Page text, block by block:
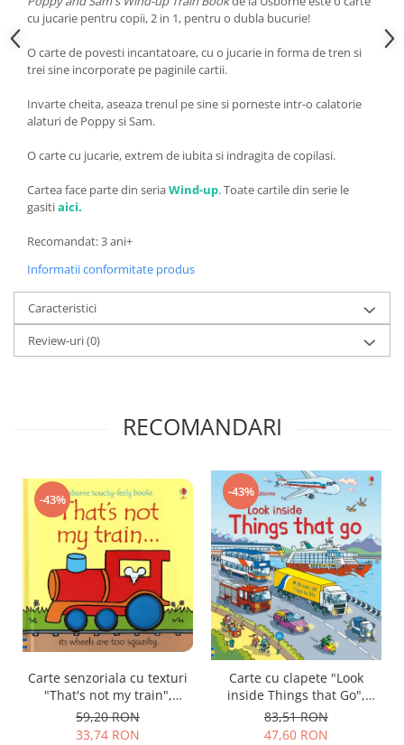
cu jucarie pentru copii, 2 in 1, pentru o dubla bucurie!
O carte de povesti incantatoare, cu o jucarie in forma de tren si
trei sine incorporate pe paginile cartii.
Invarte cheita, aseaza trenul pe sine si porneste intr-o calatorie
alaturi de Poppy si Sam.
O carte cu jucarie, extrem de iubita si indragita de copilasi.
Cartea face parte din seriaWind-up. Toate cartile din serie le
gasitiaici.
Recomandat: 3 ani+
Informatii conformitate produs
Caracteristici
Review-uri(0)
RECOMANDARI
-43%
Carte senzoriala cu texturi
"That's not my train",
cartonata, Usborne
59,20 RON
33,74 RON
-43%
Carte cu clapete "Look
inside Things that Go",
Usborne
83,51 RON
47,60 RON